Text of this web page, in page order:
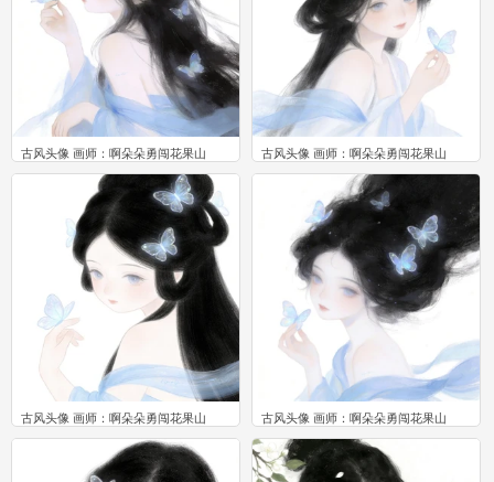
古风头像 画师：啊朵朵勇闯花果山
0
古风头像 画师：啊朵朵勇闯花果山
0
古风头像 画师：啊朵朵勇闯花果山
0
古风头像 画师：啊朵朵勇闯花果山
0